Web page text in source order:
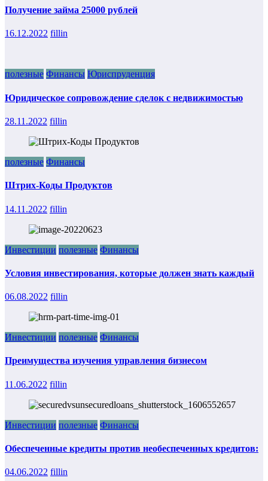
Получение займа 25000 рублей
16.12.2022 fillin
полезные Финансы Юриспруденция
Юридическое сопровождение сделок с недвижимостью
28.11.2022 fillin
полезные Финансы
Штрих-Коды Продуктов
14.11.2022 fillin
Инвестиции полезные Финансы
Условия инвестирования, которые должен знать каждый
06.08.2022 fillin
Инвестиции полезные Финансы
Преимущества изучения управления бизнесом
11.06.2022 fillin
Инвестиции полезные Финансы
Обеспеченные кредиты против необеспеченных кредитов:
04.06.2022 fillin